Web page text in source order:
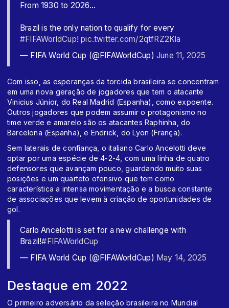
From 1930 to 2026...
Brazil is the only nation to qualify for every
#FIFAWorldCup!pic.twitter.com/2qtfRZ2Kla
— FIFA World Cup (@FIFAWorldCup) June 11, 2025
Com isso, as esperanças da torcida brasileira se concentram
em uma nova geração de jogadores que tem o atacante
Vinicius Júnior, do Real Madrid (Espanha), como expoente.
Outros jogadores que podem assumir o protagonismo no
time verde e amarelo são os atacantes Raphinha, do
Barcelona (Espanha), e Endrick, do Lyon (França).
Sem laterais de confiança, o italiano Carlo Ancelotti deve
optar por uma espécie de 4-2-4, com uma linha de quatro
defensores que avançam pouco, guardando muito suas
posições e um quarteto ofensivo que tem como
característica a intensa movimentação e a busca constante
de associações que levem à criação de oportunidades de
gol.
Carlo Ancelotti is set for a new challenge with
Brazil!#FIFAWorldCup
— FIFA World Cup (@FIFAWorldCup) May 14, 2025
Destaque em 2022
O primeiro adversário da seleção brasileira no Mundial